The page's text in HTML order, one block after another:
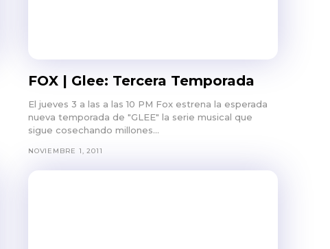
FOX | Glee: Tercera Temporada
El jueves 3 a las a las 10 PM Fox estrena la esperada
nueva temporada de "GLEE" la serie musical que
sigue cosechando millones...
NOVIEMBRE 1, 2011